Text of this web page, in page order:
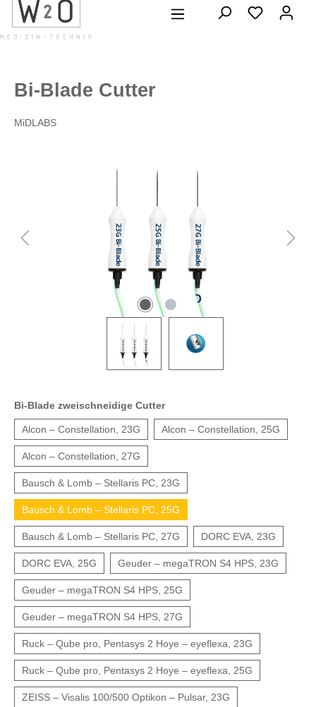
springen
Bi-Blade Cutter
MiDLABS
Bi-Blade zweischneidige Cutter
Alcon – Constellation, 23G Alcon – Constellation, 25G
Alcon – Constellation, 27G
Bausch & Lomb – Stellaris PC, 23G
Bausch & Lomb – Stellaris PC, 25G
Bausch & Lomb – Stellaris PC, 27G DORC EVA, 23G
DORC EVA, 25G Geuder – megaTRON S4 HPS, 23G
Geuder – megaTRON S4 HPS, 25G
Geuder – megaTRON S4 HPS, 27G
Ruck – Qube pro, Pentasys 2 Hoye – eyeflexa, 23G
Ruck – Qube pro, Pentasys 2 Hoye – eyeflexa, 25G
ZEISS – Visalis 100/500 Optikon – Pulsar, 23G